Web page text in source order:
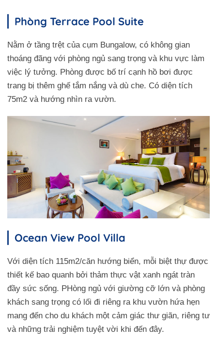
Phòng Terrace Pool Suite
Nằm ở tầng trệt của cụm Bungalow, có không gian
thoáng đãng với phòng ngủ sang trọng và khu vực làm
việc lý tưởng. Phòng được bố trí cạnh hồ bơi được
trang bị thêm ghế tắm nắng và dù che. Có diện tích
75m2 và hướng nhìn ra vườn.
Ocean View Pool Villa
Với diện tích 115m2/căn hướng biển, mỗi biệt thự được
thiết kế bao quanh bởi thảm thực vật xanh ngát tràn
đầy sức sống. PHòng ngủ với giường cỡ lớn và phòng
khách sang trọng có lối đi riêng ra khu vườn hứa hẹn
mang đến cho du khách một cảm giác thư giãn, riêng tư
và những trải nghiệm tuyệt vời khi đến đây.